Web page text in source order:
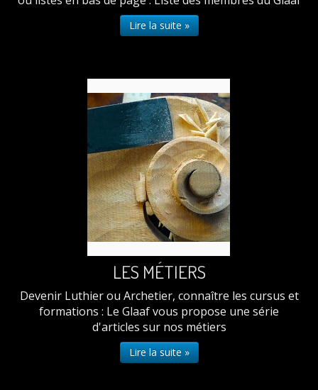
Lire la suite »
LES MÉTIERS
Devenir Luthier ou Archetier, connaître les cursus et
formations : Le Glaaf vous propose une série
d'articles sur nos métiers
Lire la suite »